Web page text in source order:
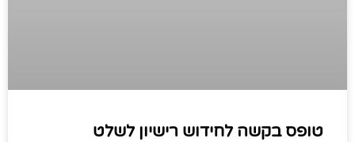
טופס בקשה לחידוש רישיון לשלט